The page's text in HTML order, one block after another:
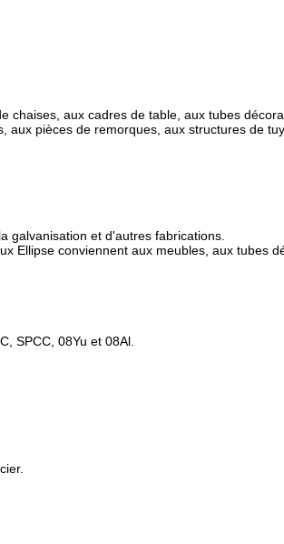
aux cadres de table, aux tubes
pièces de remorques, aux structures de
galvanisation et d'autres fabrications.
Ellipse conviennent aux meubles, aux tubes
SPCC, 08Yu et 08Al.